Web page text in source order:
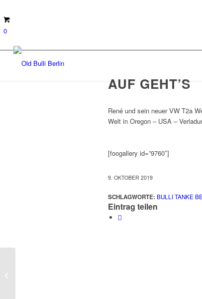
0
AUF GEHT’S
René und sein neuer VW T2a
Welt in Oregon – USA –
[foogallery id=”9760″]
9. OKTOBER 2019
SCHLAGWORTE: BULLI TANKE
Eintrag teilen